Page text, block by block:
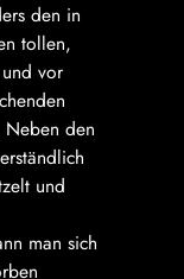
den in
tollen,
vor
Neben den
und
man sich